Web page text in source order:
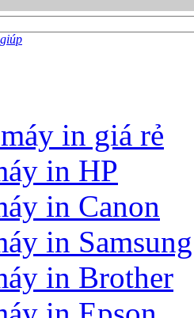
in giá rẻ
in HP
in Canon
in Samsung
in Brother